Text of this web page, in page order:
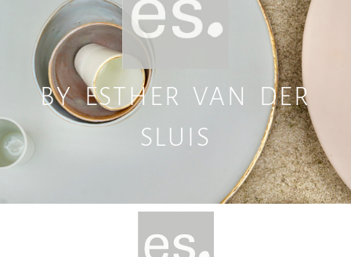
BY ESTHER VAN DER
SLUIS